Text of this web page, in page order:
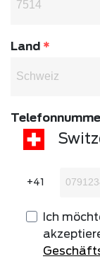
Land
Ich